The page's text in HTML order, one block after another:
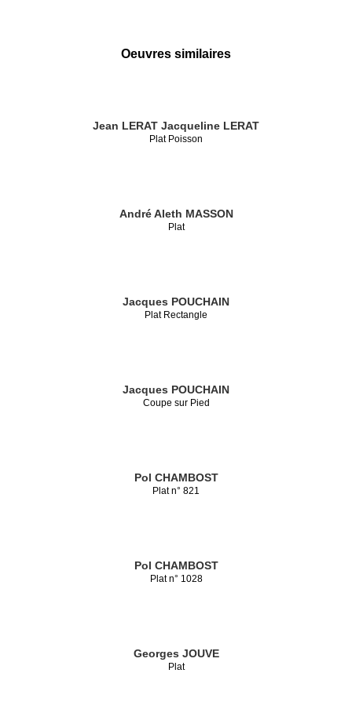
Oeuvres similaires
Jean LERAT Jacqueline LERAT
Plat Poisson
André Aleth MASSON
Plat
Jacques POUCHAIN
Plat Rectangle
Jacques POUCHAIN
Coupe sur Pied
Pol CHAMBOST
Plat n° 821
Pol CHAMBOST
Plat n° 1028
Georges JOUVE
Plat